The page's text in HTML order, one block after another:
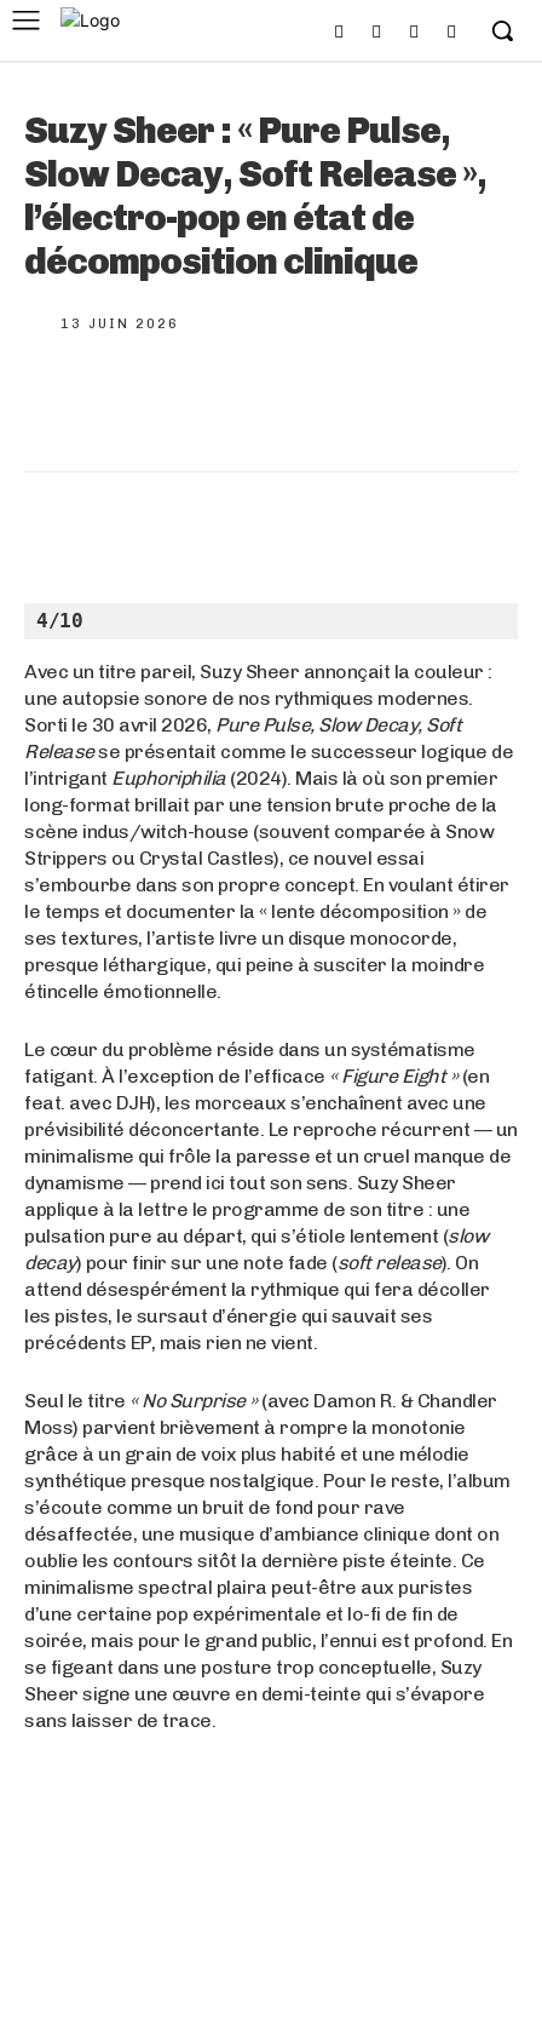
Suzy Sheer : « Pure Pulse,
Slow Decay, Soft Release »,
l’électro-pop en état de
décomposition clinique
13 JUIN 2026
4/10
Avec un titre pareil, Suzy Sheer annonçait la couleur :
une autopsie sonore de nos rythmiques modernes.
Sorti le 30 avril 2026, Pure Pulse, Slow Decay, Soft
Releasese présentait comme le successeur logique de
l’intrigant Euphoriphilia(2024). Mais là où son premier
long-format brillait par une tension brute proche de la
scène indus/witch-house (souvent comparée à Snow
Strippers ou Crystal Castles), ce nouvel essai
s’embourbe dans son propre concept. En voulant étirer
le temps et documenter la « lente décomposition » de
ses textures, l’artiste livre un disque monocorde,
presque léthargique, qui peine à susciter la moindre
étincelle émotionnelle.
Le cœur du problème réside dans un systématisme
fatigant. À l’exception de l’efficace « Figure Eight »(en
feat. avec DJH), les morceaux s’enchaînent avec une
prévisibilité déconcertante. Le reproche récurrent — un
minimalisme qui frôle la paresse et un cruel manque de
dynamisme — prend ici tout son sens. Suzy Sheer
applique à la lettre le programme de son titre : une
pulsation pure au départ, qui s’étiole lentement (slow
decay) pour finir sur une note fade (soft release). On
attend désespérément la rythmique qui fera décoller
les pistes, le sursaut d’énergie qui sauvait ses
précédents EP, mais rien ne vient.
Seul le titre « No Surprise »(avec Damon R. & Chandler
Moss) parvient brièvement à rompre la monotonie
grâce à un grain de voix plus habité et une mélodie
synthétique presque nostalgique. Pour le reste, l’album
s’écoute comme un bruit de fond pour rave
désaffectée, une musique d’ambiance clinique dont on
oublie les contours sitôt la dernière piste éteinte. Ce
minimalisme spectral plaira peut-être aux puristes
d’une certaine pop expérimentale et lo-fi de fin de
soirée, mais pour le grand public, l’ennui est profond. En
se figeant dans une posture trop conceptuelle, Suzy
Sheer signe une œuvre en demi-teinte qui s’évapore
sans laisser de trace.